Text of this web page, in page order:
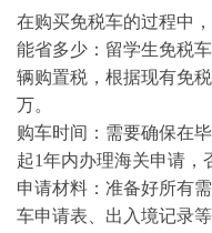
在购买免税车的过程中
能省多少：留学生免税
辆购置税，根据现有免
万。
购车时间：需要确保在
起1年内办理海关申请，
申请材料：准备好所有
车申请表、出入境记录